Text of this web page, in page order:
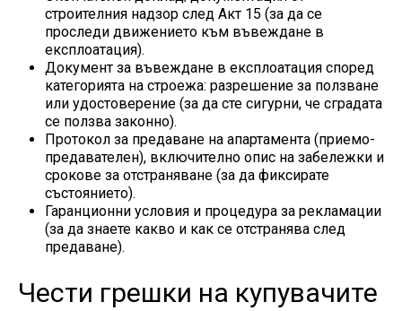
строителния надзор след Акт 15 (за да се
проследи движението към въвеждане в
експлоатация).
Документ за въвеждане в експлоатация според
категорията на строежа: разрешение за ползване
или удостоверение (за да сте сигурни, че сградата
се ползва законно).
Протокол за предаване на апартамента (приемо-
предавателен), включително опис на забележки и
срокове за отстраняване (за да фиксирате
състоянието).
Гаранционни условия и процедура за рекламации
(за да знаете какво и как се отстранява след
предаване).
Чести грешки на купувачите